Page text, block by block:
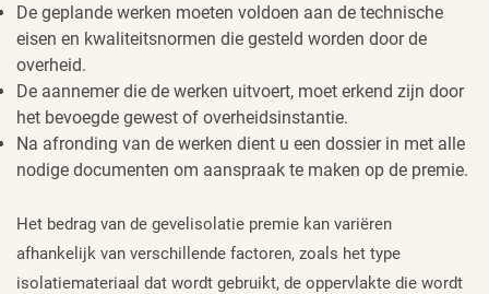
De geplande werken moeten voldoen aan de technische
eisen en kwaliteitsnormen die gesteld worden door de
overheid.
De aannemer die de werken uitvoert, moet erkend zijn door
het bevoegde gewest of overheidsinstantie.
Na afronding van de werken dient u een dossier in met alle
nodige documenten om aanspraak te maken op de premie.
Het bedrag van de gevelisolatie premie kan variëren
afhankelijk van verschillende factoren, zoals het type
isolatiemateriaal dat wordt gebruikt, de oppervlakte die wordt